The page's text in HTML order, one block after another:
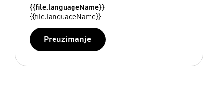
{{file.languageName}}
{{file.languageName}}
Preuzimanje